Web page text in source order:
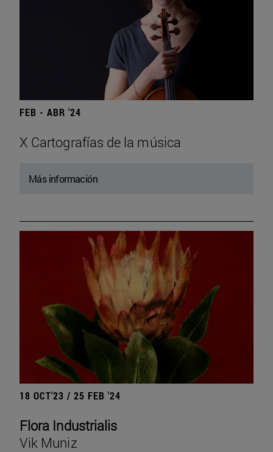
FEB - ABR '24
X Cartografías de la música
Más información
18 OCT'23 / 25 FEB '24
Flora Industrialis
Vik Muniz